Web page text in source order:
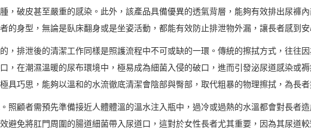
，破皮甚至嚴重的感染。此外，該產品具備優異的透氣背層，能夠有效排出尿褲
的身型，無論是臥床翻身或是坐姿活動，都能有效防止排泄物外漏，讓長者感到
，排泄後的清潔工作同樣是照護流程中不可或缺的一環。傳統的擦拭方式，往往
，在潮濕溫暖的尿布環境中，極易成為細菌入侵的破口，進而引發泌尿道感染或褥
具巧思，能夠以溫和的水流徹底清潔會陰部與臀部，取代粗暴的物理擦拭，為長
照顧者需預先準備接近人體體溫的溫水注入瓶中，過冷或過熱的水溫都會對長者
避免將肛門周圍的腸道細菌帶入尿道口，這對於女性長者尤其重要，因為其尿道